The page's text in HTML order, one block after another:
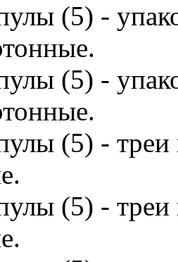
(5) -
(5) -
(5) - треи
(5) - треи